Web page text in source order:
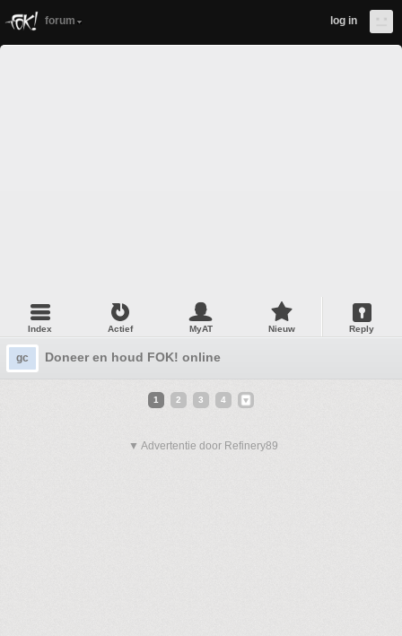
forum log in
Index Actief MyAT Nieuw Reply
gc Doneer en houd FOK! online
1 2 3 4
▼ Advertentie door Refinery89